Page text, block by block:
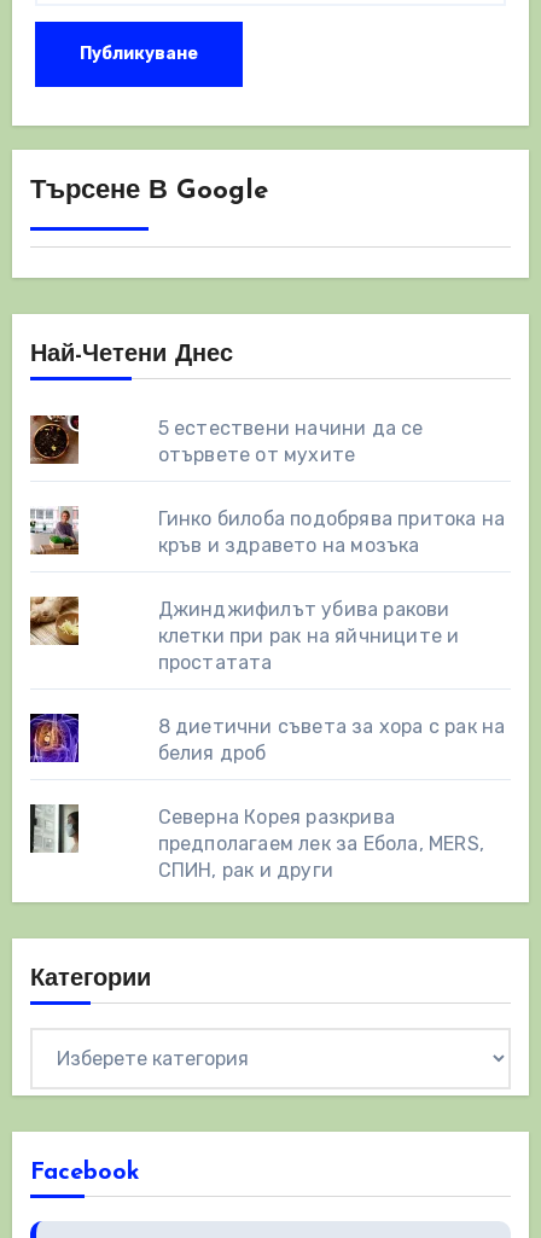
Търсене В Google
Най-Четени Днес
5 естествени начини да се
отървете от мухите
Гинко билоба подобрява притока на
кръв и здравето на мозъка
Джинджифилът убива ракови
клетки при рак на яйчниците и
простатата
8 диетични съвета за хора с рак на
белия дроб
Северна Корея разкрива
предполагаем лек за Ебола, MERS,
СПИН, рак и други
Категории
Facebook